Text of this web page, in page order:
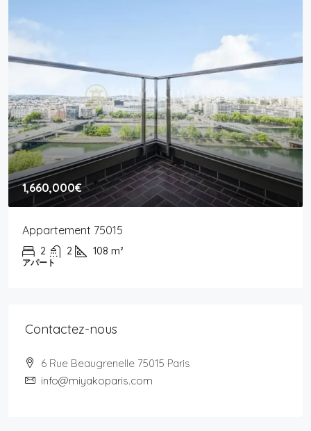
1,660,000€
Appartement 75015
2 2 108 m²
アパート
Contactez-nous
6 Rue Beaugrenelle 75015 Paris
info@miyakoparis.com